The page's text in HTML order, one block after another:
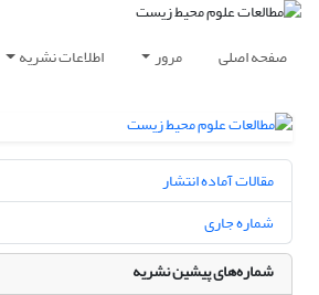
صفحه اصلی مرور اطلاعات نشریه
مقالات آماده انتشار
شماره جاری
شماره‌های پیشین نشریه